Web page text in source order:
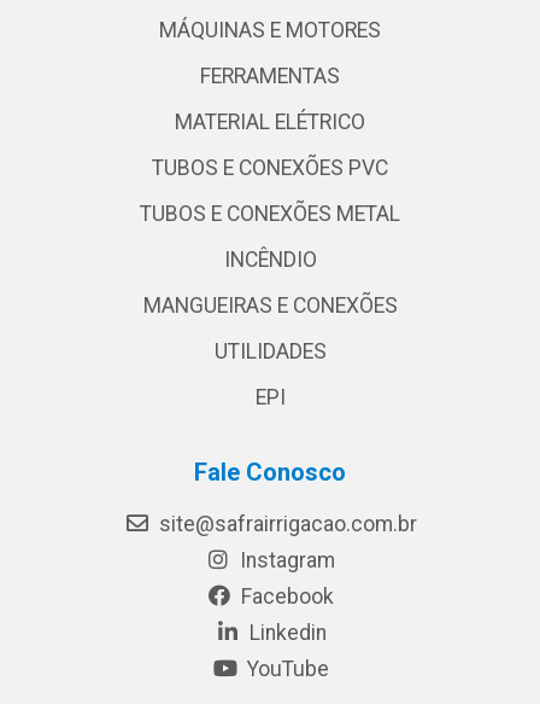
MÁQUINAS E MOTORES
FERRAMENTAS
MATERIAL ELÉTRICO
TUBOS E CONEXÕES PVC
TUBOS E CONEXÕES METAL
INCÊNDIO
MANGUEIRAS E CONEXÕES
UTILIDADES
EPI
Fale Conosco
site@safrairrigacao.com.br
Instagram
Facebook
Linkedin
YouTube